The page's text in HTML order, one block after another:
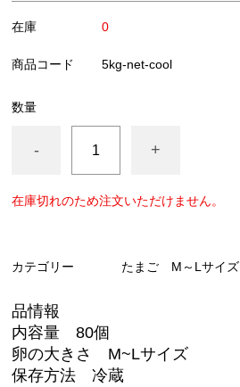
在庫 0
商品コード 5kg-net-cool
数量
- +
在庫切れのため注文いただけません。
カテゴリー たまご M～Lサイズ
品情報
内容量 80個
卵の大きさ M~Lサイズ
保存方法 冷蔵